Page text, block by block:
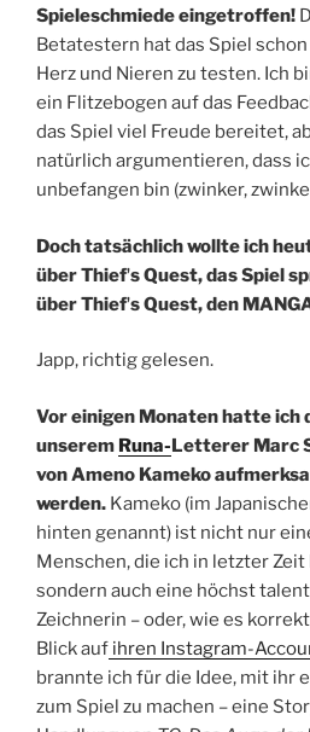
Spieleschmiede eingetroffen!
Betatestern hat das Spiel
Herz und Nieren zu testen. Ich
ein Flitzebogen auf das
das Spiel viel Freude bereitet,
natürlich argumentieren, dass
unbefangen bin (zwinker,
Doch tatsächlich wollte ich
über Thiefʼs Quest, das Spiel
über Thiefʼs Quest, den
Japp, richtig gelesen.
Vor einigen Monaten hatte ich
unserem Runa-Letterer Marc
von Ameno Kameko
werden. Kameko (im
hinten genannt) ist nicht nur
Menschen, die ich in letzter
sondern auch eine höchst
Zeichnerin – oder, wie es
Blick auf ihren Instagram-
brannte ich für die Idee, mit ihr
zum Spiel zu machen – eine